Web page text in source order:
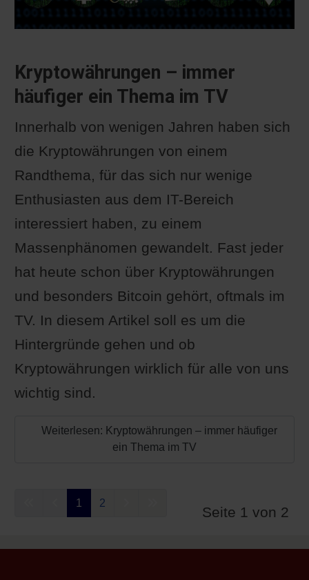
Kryptowährungen – immer
häufiger ein Thema im TV
Innerhalb von wenigen Jahren haben sich
die Kryptowährungen von einem
Randthema, für das sich nur wenige
Enthusiasten aus dem IT-Bereich
interessiert haben, zu einem
Massenphänomen gewandelt. Fast jeder
hat heute schon über Kryptowährungen
und besonders Bitcoin gehört, oftmals im
TV. In diesem Artikel soll es um die
Hintergründe gehen und ob
Kryptowährungen wirklich für alle von uns
wichtig sind.
Weiterlesen: Kryptowährungen – immer häufiger
ein Thema im TV
Seite 1 von 2
1 2